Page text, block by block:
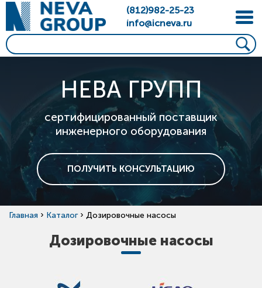
(812)982-25-23
info@icneva.ru
НЕВА ГРУПП
сертифицированный поставщик
инженерного оборудования
ПОЛУЧИТЬ КОНСУЛЬТАЦИЮ
Главная › Каталог › Дозировочные насосы
Дозировочные насосы